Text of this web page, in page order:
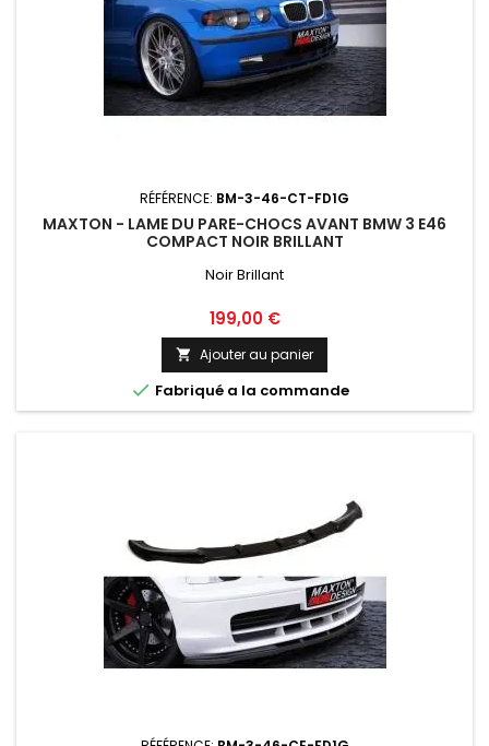
RÉFÉRENCE: BM-3-46-CT-FD1G
MAXTON - LAME DU PARE-CHOCS AVANT BMW 3 E46
COMPACT NOIR BRILLANT
Noir Brillant
Prix
199,00 €
 Ajouter au panier
 Fabriqué a la commande